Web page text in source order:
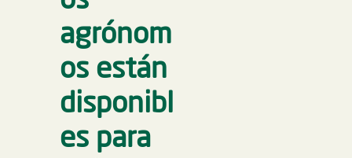
agrónom
os están
disponibl
es para